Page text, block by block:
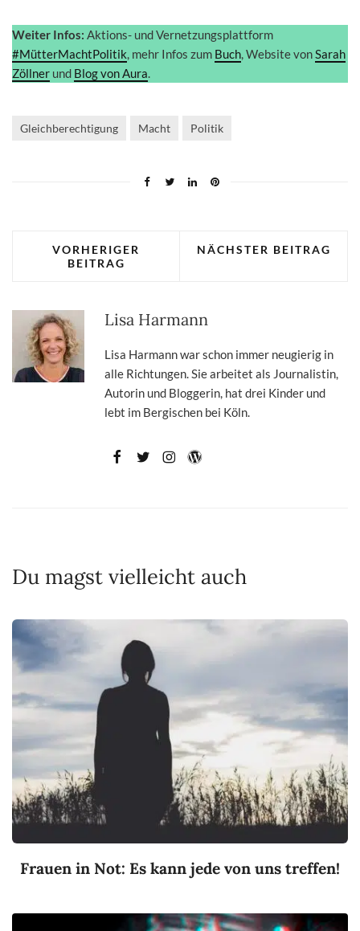
Weiter Infos: Aktions- und Vernetzungsplattform
#MütterMachtPolitik, mehr Infos zum Buch, Website vonSarah
Zöllner und Blog von Aura.
Gleichberechtigung Macht Politik
VORHERIGER
BEITRAG
NÄCHSTER BEITRAG
Lisa Harmann
Lisa Harmann war schon immer neugierig in
alle Richtungen. Sie arbeitet als Journalistin,
Autorin und Bloggerin, hat drei Kinder und
lebt im Bergischen bei Köln.
Du magst vielleicht auch
Frauen in Not: Es kann jede von uns treffen!